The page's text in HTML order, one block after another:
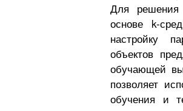
Для решения
основе k-
настройку
объектов
обучающей
позволяет
обучения и